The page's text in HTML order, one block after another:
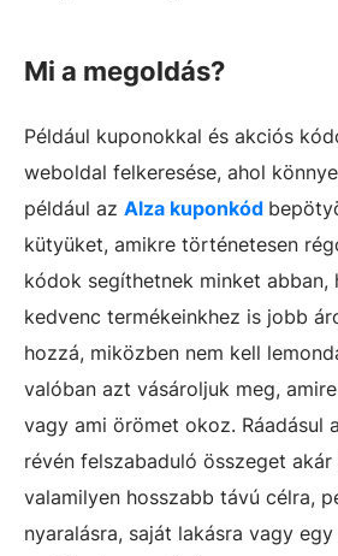
Mi a megoldás?
Például kuponokkal és akciós
weboldal felkeresése, ahol
például az Alza kuponkód
kütyüket, amikre történetesen
kódok segíthetnek minket abban,
kedvenc termékeinkhez is jobb
hozzá, miközben nem kell
valóban azt vásároljuk meg,
vagy ami örömet okoz. Ráadásul
révén felszabaduló összeget
valamilyen hosszabb távú célra,
nyaralásra, saját lakásra vagy